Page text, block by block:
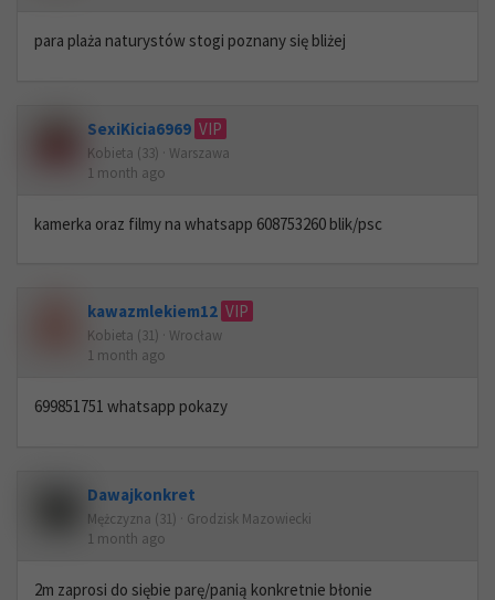
para plaża naturystów stogi poznany się bliżej
SexiKicia6969 VIP
Kobieta (33) · Warszawa
1 month ago
kamerka oraz filmy na whatsapp 608753260 blik/psc
kawazmlekiem12 VIP
Kobieta (31) · Wrocław
1 month ago
699851751 whatsapp pokazy
Dawajkonkret
Mężczyzna (31) · Grodzisk Mazowiecki
1 month ago
2m zaprosi do siębie parę/panią konkretnie błonie